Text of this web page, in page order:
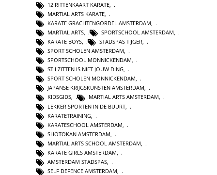
12 RITTENKAART KARATE
MARTIAL ARTS KARATE
KARATE GRACHTENGORDEL AMSTERDAM
MARTIAL ARTS, SPORTSCHOOL AMSTERDAM,
KARATE BOYS, STADSPAS TIJGER,
SPORT SCHOLEN AMSTERDAM,
SPORTSCHOOL MONNICKENDAM,
STILZITTEN IS NIET JOUW DING,
SPORT SCHOLEN MONNICKENDAM,
JAPANSE KRIJGSKUNSTEN AMSTERDAM,
KIDSGIDS, MARTIAL ARTS AMSTERDAM,
LEKKER SPORTEN IN DE BUURT
KARATETRAINING
KARATESCHOOL AMSTERDAM
SHOTOKAN AMSTERDAM
MARTIAL ARTS SCHOOL AMSTERDAM
KARATE GIRLS AMSTERDAM
AMSTERDAM STADSPAS
SELF DEFENCE AMSTERDAM